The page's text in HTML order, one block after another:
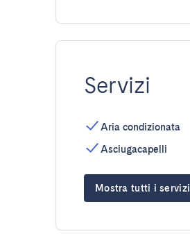
Servizi
Aria condizionata
Asciugacapelli
Mostra tutti i servizi